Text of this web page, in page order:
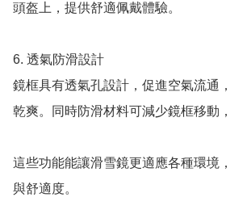
頭盔上，提供舒適佩戴體驗。
6. 透氣防滑設計
鏡框具有透氣孔設計，促進空氣流通
乾爽。同時防滑材料可減少鏡框移動
這些功能能讓滑雪鏡更適應各種環境
與舒適度。